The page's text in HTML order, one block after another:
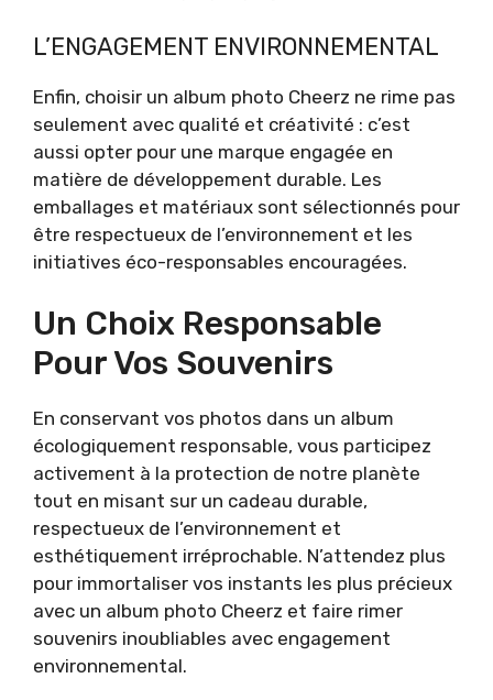
L’ENGAGEMENT ENVIRONNEMENTAL
Enfin, choisir un album photo Cheerz ne rime pas
seulement avec qualité et créativité : c’est
aussi opter pour une marque engagée en
matière de développement durable. Les
emballages et matériaux sont sélectionnés pour
être respectueux de l’environnement et les
initiatives éco-responsables encouragées.
Un Choix Responsable
Pour Vos Souvenirs
En conservant vos photos dans un album
écologiquement responsable, vous participez
activement à la protection de notre planète
tout en misant sur un cadeau durable,
respectueux de l’environnement et
esthétiquement irréprochable. N’attendez plus
pour immortaliser vos instants les plus précieux
avec un album photo Cheerz et faire rimer
souvenirs inoubliables avec engagement
environnemental.